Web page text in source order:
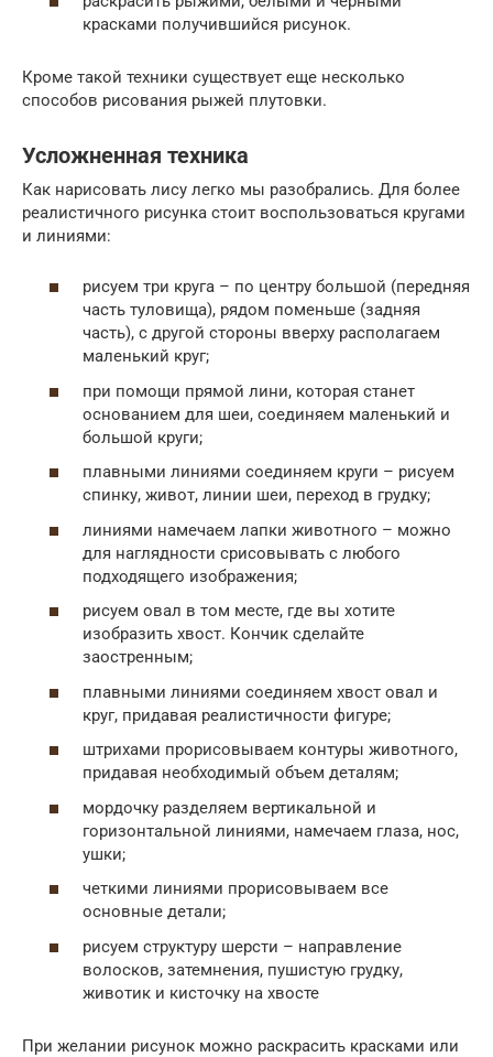
красками получившийся рисунок.
Кроме такой техники существует еще несколько
способов рисования рыжей плутовки.
Усложненная техника
Как нарисовать лису легко мы разобрались. Для более
реалистичного рисунка стоит воспользоваться кругами
и линиями:
рисуем три круга – по центру большой (передняя
часть туловища), рядом поменьше (задняя
часть), с другой стороны вверху располагаем
маленький круг;
при помощи прямой лини, которая станет
основанием для шеи, соединяем маленький и
большой круги;
плавными линиями соединяем круги – рисуем
спинку, живот, линии шеи, переход в грудку;
линиями намечаем лапки животного – можно
для наглядности срисовывать с любого
подходящего изображения;
рисуем овал в том месте, где вы хотите
изобразить хвост. Кончик сделайте
заостренным;
плавными линиями соединяем хвост овал и
круг, придавая реалистичности фигуре;
штрихами прорисовываем контуры животного,
придавая необходимый объем деталям;
мордочку разделяем вертикальной и
горизонтальной линиями, намечаем глаза, нос,
ушки;
четкими линиями прорисовываем все
основные детали;
рисуем структуру шерсти – направление
волосков, затемнения, пушистую грудку,
животик и кисточку на хвосте
При желании рисунок можно раскрасить красками или